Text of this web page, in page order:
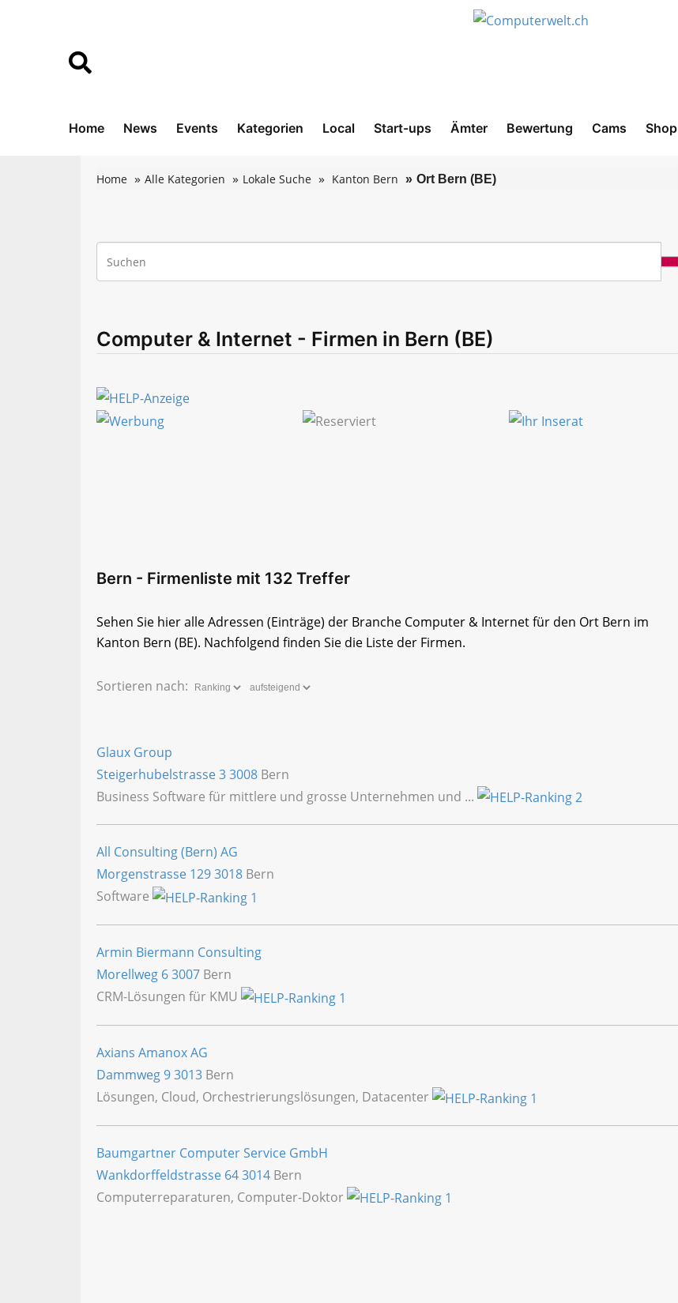
Home News Events Kategorien Local Start-ups Ämter Bewertung Cams Shop
Home Alle Kategorien Lokale Suche Kanton Bern Ort Bern (BE)
Computer & Internet - Firmen in Bern (BE)
Bern - Firmenliste mit 132 Treffer
Sehen Sie hier alle Adressen (Einträge) der Branche Computer & Internet für den Ort Bern im
Kanton Bern (BE). Nachfolgend finden Sie die Liste der Firmen.
Sortieren nach:
Glaux Group
Steigerhubelstrasse 33008 Bern
Business Software für mittlere und grosse Unternehmen und ...
All Consulting (Bern) AG
Morgenstrasse 1293018 Bern
Software
Armin Biermann Consulting
Morellweg 63007 Bern
CRM-Lösungen für KMU
Axians Amanox AG
Dammweg 93013 Bern
Lösungen, Cloud, Orchestrierungslösungen, Datacenter
Baumgartner Computer Service GmbH
Wankdorffeldstrasse 643014 Bern
Computerreparaturen, Computer-Doktor